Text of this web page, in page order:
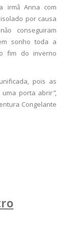
irmã Anna com
por causa
conseguiram
sonho toda a
fim do inverno
pois as
uma porta abrir”,
Congelante